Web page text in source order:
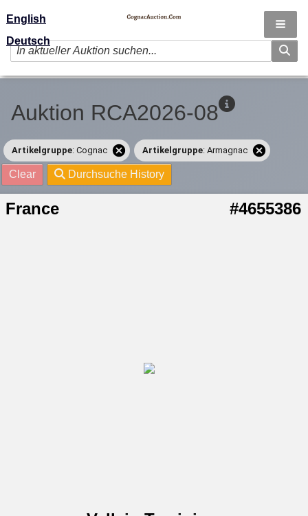
English
Deutsch
Auktion RCA2026-08
Artikelgruppe: Cognac Artikelgruppe: Armagnac
Clear Durchsuche History
France #4655386